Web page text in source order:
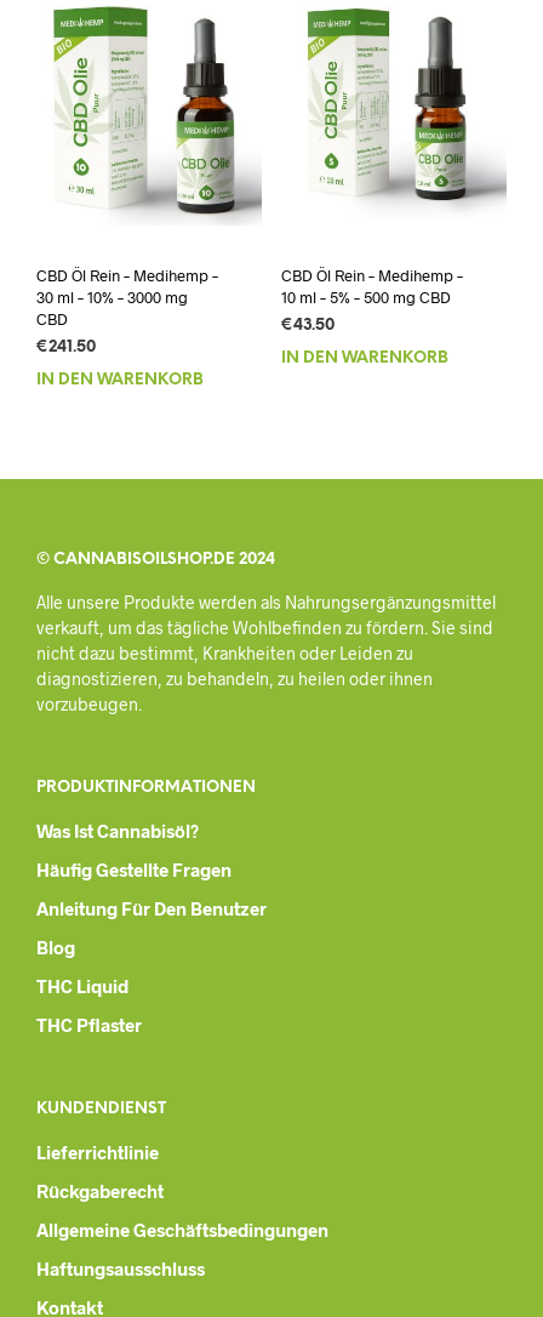
CBD Öl Rein – Medihemp –
30 ml – 10% – 3000 mg
CBD
€241.50
IN DEN WARENKORB
CBD Öl Rein – Medihemp –
10 ml – 5% – 500 mg CBD
€43.50
IN DEN WARENKORB
© CANNABISOILSHOP.DE 2024
Alle unsere Produkte werden als Nahrungsergänzungsmittel
verkauft, um das tägliche Wohlbefinden zu fördern. Sie sind
nicht dazu bestimmt, Krankheiten oder Leiden zu
diagnostizieren, zu behandeln, zu heilen oder ihnen
vorzubeugen.
PRODUKTINFORMATIONEN
Was Ist Cannabisöl?
Häufig Gestellte Fragen
Anleitung Für Den Benutzer
Blog
THC Liquid
THC Pflaster
KUNDENDIENST
Lieferrichtlinie
Rückgaberecht
Allgemeine Geschäftsbedingungen
Haftungsausschluss
Kontakt